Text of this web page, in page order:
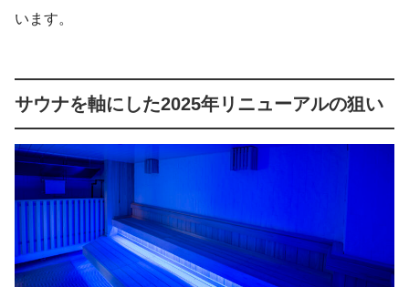
います。
サウナを軸にした2025年リニューアルの狙い